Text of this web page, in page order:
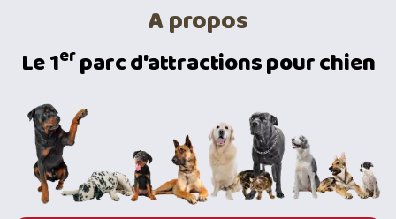
A propos
Le 1erparc d'attractions pour chien